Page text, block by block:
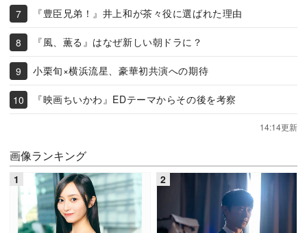
『豊臣兄弟！』井上和が茶々役に選ばれた理由
『風、薫る』はなぜ新しい朝ドラに？
小栗旬×横浜流星、豪華初共演への期待
『映画ちいかわ』EDテーマからその後を考察
14:14更新
画像ランキング